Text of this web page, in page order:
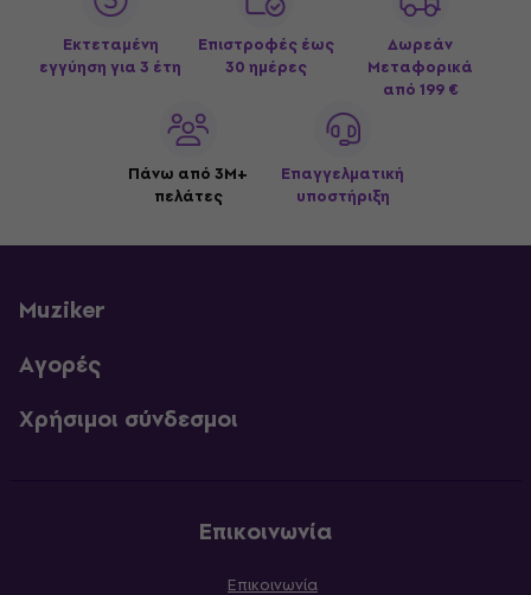
Εκτεταμένη
εγγύηση για 3 έτη
Επιστροφές έως
30 ημέρες
Δωρεάν
Μεταφορικά
από 199 €
Πάνω από 3M+
πελάτες
Επαγγελματική
υποστήριξη
Muziker
Αγορές
Χρήσιμοι σύνδεσμοι
Επικοινωνία
Επικοινωνία